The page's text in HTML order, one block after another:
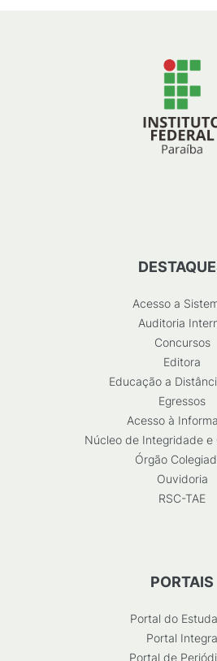
Acesso a
Auditoria
Concursos
Editora
Educação a
Egressos
Acesso à
Núcleo de Integridade e
Órgão
Ouvidoria
RSC-TAE
PORTAIS
Portal do
Portal Integra
Portal de